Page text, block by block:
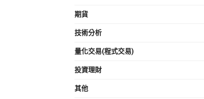
期貨
技術分析
量化交易(程式交易)
投資理財
其他